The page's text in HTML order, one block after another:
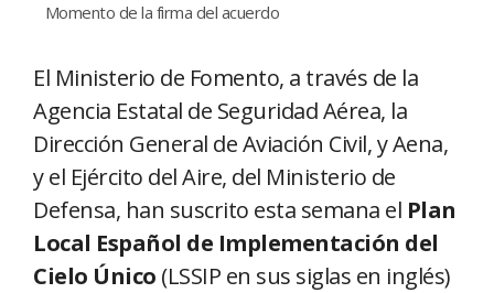
Momento de la firma del acuerdo
El Ministerio de Fomento, a través de la
Agencia Estatal de Seguridad Aérea, la
Dirección General de Aviación Civil, y Aena,
y el Ejército del Aire, del Ministerio de
Defensa, han suscrito esta semana el Plan
Local Español de Implementación del
Cielo Único (LSSIP en sus siglas en inglés)